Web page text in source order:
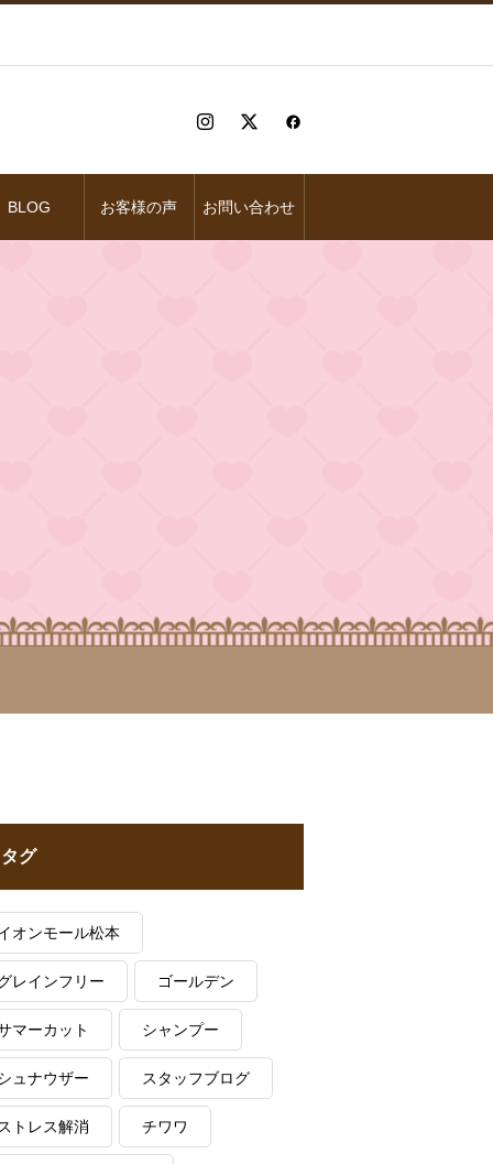
BLOG お客様の声 お問い合わせ
タグ
オンモール松本
レインフリー ゴールデン
マーカット シャンプー
ュナウザー スタッフブログ
トレス解消 チワワ